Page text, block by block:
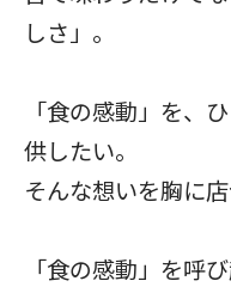
しさ」。
「食の感動」を、
供したい。
そんな想いを胸に
「食の感動」を呼